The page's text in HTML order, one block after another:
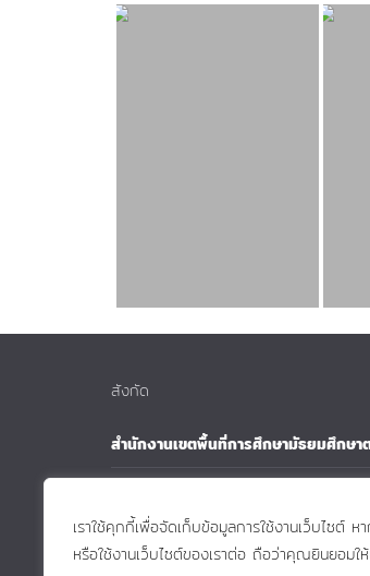
เราใช้คุกกี้เพื่อจัดเก็บข้อมูลการใช้งานเว็บไซต์
หรือใช้งานเว็บไซต์ของเราต่อ ถือว่าคุณยินยอมใ
สังกัด
สำนักงานเขตพื้นที่การศึกษามัธยมศึกษา
กระทรวงศึกษาธิการ